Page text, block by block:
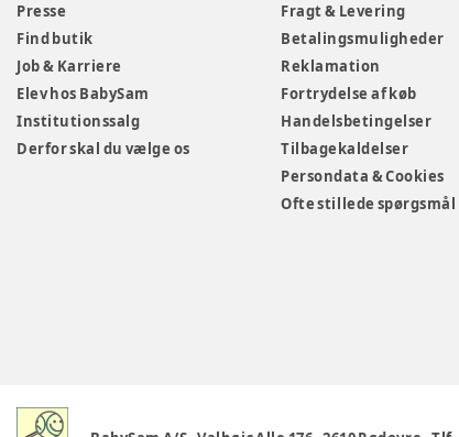
Presse
Find butik
Job & Karriere
Elev hos BabySam
Institutionssalg
Derfor skal du vælge os
Fragt & Levering
Betalingsmuligheder
Reklamation
Fortrydelse af køb
Handelsbetingelser
Tilbagekaldelser
Persondata & Cookies
Ofte stillede spørgsmål